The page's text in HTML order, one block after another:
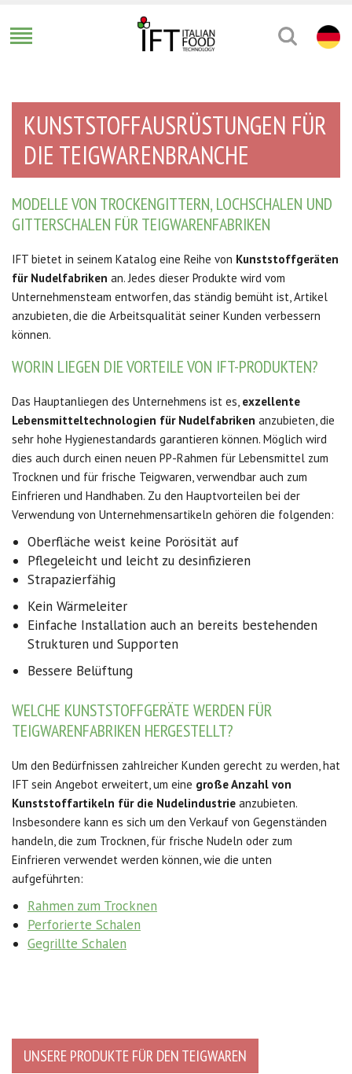
KUNSTSTOFFAUSRÜSTUNGEN FÜR
DIE TEIGWARENBRANCHE
MODELLE VON TROCKENGITTERN, LOCHSCHALEN UND
GITTERSCHALEN FÜR TEIGWARENFABRIKEN
IFT bietet in seinem Katalog eine Reihe von Kunststoffgeräten
für Nudelfabriken an. Jedes dieser Produkte wird vom
Unternehmensteam entworfen, das ständig bemüht ist, Artikel
anzubieten, die die Arbeitsqualität seiner Kunden verbessern
können.
WORIN LIEGEN DIE VORTEILE VON IFT-PRODUKTEN?
Das Hauptanliegen des Unternehmens ist es, exzellente
Lebensmitteltechnologien für Nudelfabriken anzubieten, die
sehr hohe Hygienestandards garantieren können. Möglich wird
dies auch durch einen neuen PP-Rahmen für Lebensmittel zum
Trocknen und für frische Teigwaren, verwendbar auch zum
Einfrieren und Handhaben. Zu den Hauptvorteilen bei der
Verwendung von Unternehmensartikeln gehören die folgenden:
Oberfläche weist keine Porösität auf
Pflegeleicht und leicht zu desinfizieren
Strapazierfähig
Kein Wärmeleiter
Einfache Installation auch an bereits bestehenden
Strukturen und Supporten
Bessere Belüftung
WELCHE KUNSTSTOFFGERÄTE WERDEN FÜR
TEIGWARENFABRIKEN HERGESTELLT?
Um den Bedürfnissen zahlreicher Kunden gerecht zu werden, hat
IFT sein Angebot erweitert, um eine große Anzahl von
Kunststoffartikeln für die Nudelindustrie anzubieten.
Insbesondere kann es sich um den Verkauf von Gegenständen
handeln, die zum Trocknen, für frische Nudeln oder zum
Einfrieren verwendet werden können, wie die unten
aufgeführten:
Rahmen zum Trocknen
Perforierte Schalen
Gegrillte Schalen
UNSERE PRODUKTE FÜR DEN TEIGWAREN